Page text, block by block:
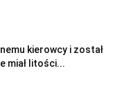
kierowcy i został
miał litości...